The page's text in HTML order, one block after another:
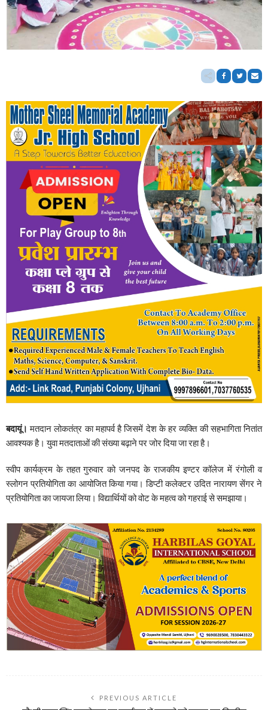
बदायूं। मतदान लोकतंत्र का महापर्व है जिसमें देश के हर व्यक्ति की सहभागिता नितांत
आवश्यक है। युवा मतदाताओं की संख्या बढ़ाने पर जोर दिया जा रहा है।
स्वीप कार्यक्रम के तहत गुरुवार को जनपद के राजकीय इण्टर कॉलेज में रंगोली व
स्लोगन प्रतियोगिता का आयोजित किया गया। डिप्टी कलेक्टर उदित नारायण सेंगर ने
प्रतियोगिता का जायजा लिया। विद्यार्थियों को वोट के महत्व को गहराई से समझाया।
PREVIOUS ARTICLE